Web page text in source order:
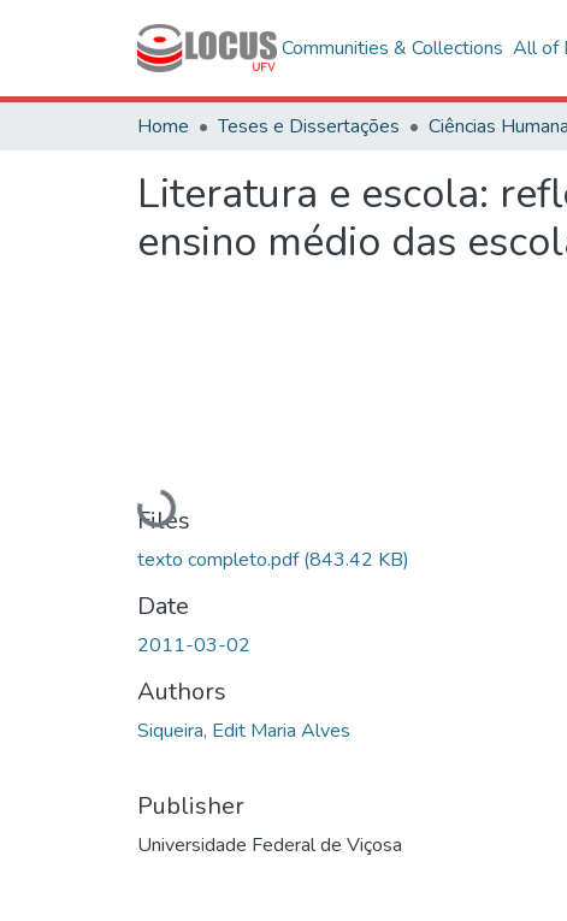
Communities & Collections All of
Home Teses e Dissertações
Literatura e escola:
ensino médio das
Loading...
Files
texto completo.pdf(843.42 KB)
Date
2011-03-02
Authors
Siqueira, Edit Maria Alves
Publisher
Universidade Federal de Viçosa